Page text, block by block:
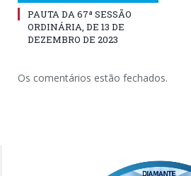
PAUTA DA 67ª SESSÃO
ORDINÁRIA, DE 13 DE
DEZEMBRO DE 2023
Os comentários estão fechados.